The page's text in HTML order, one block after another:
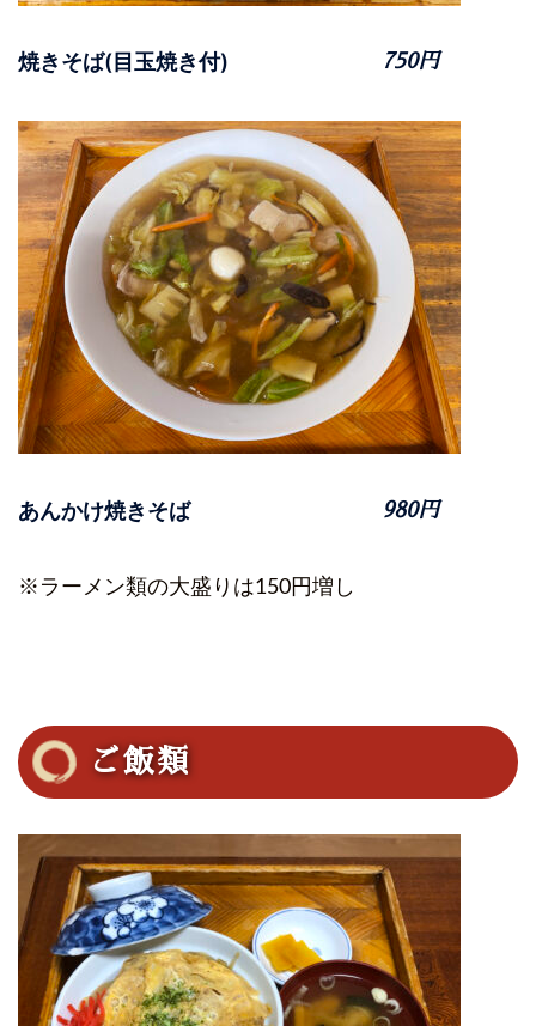
焼きそば(目玉焼き付) 750円
あんかけ焼きそば 980円
※ラーメン類の大盛りは150円増し
ご飯類